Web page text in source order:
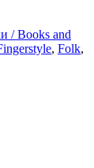
/ Books and
, Folk,